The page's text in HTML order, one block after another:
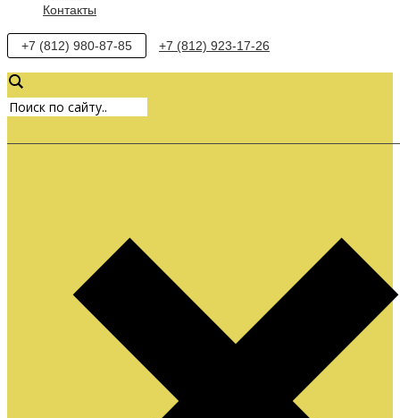
Контакты
+7 (812) 980-87-85 +7 (812) 923-17-26